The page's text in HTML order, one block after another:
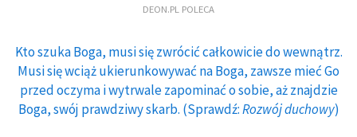
DEON.PL POLECA
Kto szuka Boga, musi się zwrócić całkowicie do wewnątrz.
Musi się wciąż ukierunkowywać na Boga, zawsze mieć Go
przed oczyma i wytrwale zapominać o sobie, aż znajdzie
Boga, swój prawdziwy skarb. (Sprawdź:Rozwój duchowy)